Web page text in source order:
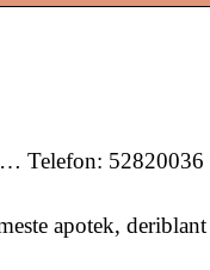
Telefon: 52820036
apotek,